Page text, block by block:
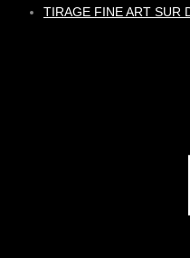
TIRAGE FINE ART SUR